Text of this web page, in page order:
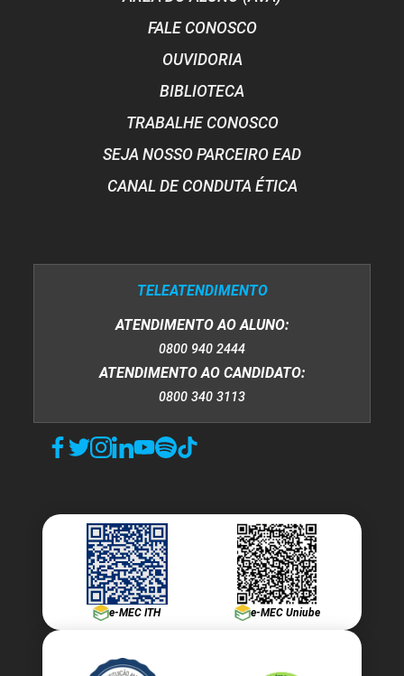
FALE CONOSCO
OUVIDORIA
BIBLIOTECA
TRABALHE CONOSCO
SEJA NOSSO PARCEIRO EAD
CANAL DE CONDUTA ÉTICA
TELEATENDIMENTO
ATENDIMENTO AO ALUNO:
0800 940 2444
ATENDIMENTO AO CANDIDATO:
0800 340 3113
e-MEC ITH e-MEC Uniube